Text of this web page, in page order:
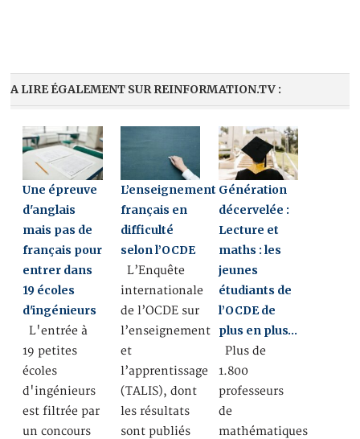
A LIRE ÉGALEMENT SUR REINFORMATION.TV :
Une épreuve
d'anglais
mais pas de
français pour
entrer dans
19 écoles
d'ingénieurs
L'entrée à
19 petites
écoles
d'ingénieurs
est filtrée par
un concours
L’enseignement
français en
difficulté
selon l’OCDE
L’Enquête
internationale
de l’OCDE sur
l’enseignement
et
l’apprentissage
(TALIS), dont
les résultats
sont publiés
Génération
décervelée :
Lecture et
maths : les
jeunes
étudiants de
l’OCDE de
plus en plus…
Plus de
1.800
professeurs
de
mathématiques